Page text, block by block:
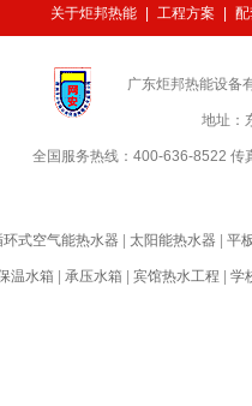
关于炬邦热能 | 工程方案 | 配
广东炬邦热能设备
地址：
全国服务热线： 400-636-8522 传
环式空气能热水器 | 太阳能热水器 | 平
温水箱 | 承压水箱 | 宾馆热水工程 | 学